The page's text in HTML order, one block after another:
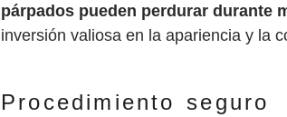
párpados pueden perdurar durante
inversión valiosa en la apariencia y la
Procedimiento seguro